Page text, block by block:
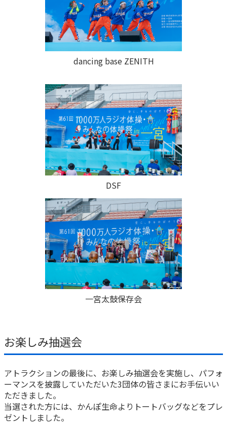
dancing base ZENITH
DSF
一宮太鼓保存会
お楽しみ抽選会
アトラクションの最後に、お楽しみ抽選会を実施し、パフォ
ーマンスを披露していただいた3団体の皆さまにお手伝いい
ただきました。
当選された方には、かんぽ生命よりトートバッグなどをプレ
ゼントしました。